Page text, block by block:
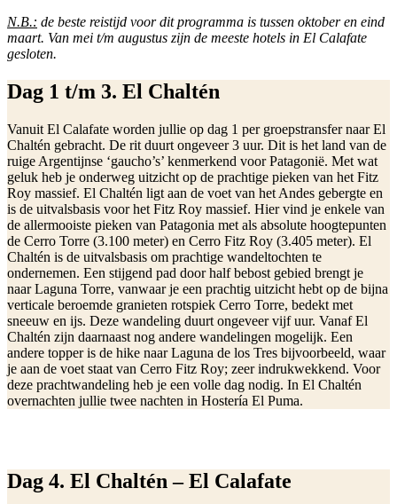
N.B.: de beste reistijd voor dit programma is tussen oktober en eind
maart. Van mei t/m augustus zijn de meeste hotels in El Calafate
gesloten.
Dag 1 t/m 3. El Chaltén
Vanuit El Calafate worden jullie op dag 1 per groepstransfer naar El
Chaltén gebracht. De rit duurt ongeveer 3 uur. Dit is het land van de
ruige Argentijnse ‘gaucho’s’ kenmerkend voor Patagonië. Met wat
geluk heb je onderweg uitzicht op de prachtige pieken van het Fitz
Roy massief. El Chaltén ligt aan de voet van het Andes gebergte en
is de uitvalsbasis voor het Fitz Roy massief. Hier vind je enkele van
de allermooiste pieken van Patagonia met als absolute hoogtepunten
de Cerro Torre (3.100 meter) en Cerro Fitz Roy (3.405 meter). El
Chaltén is de uitvalsbasis om prachtige wandeltochten te
ondernemen. Een stijgend pad door half bebost gebied brengt je
naar Laguna Torre, vanwaar je een prachtig uitzicht hebt op de bijna
verticale beroemde granieten rotspiek Cerro Torre, bedekt met
sneeuw en ijs. Deze wandeling duurt ongeveer vijf uur. Vanaf El
Chaltén zijn daarnaast nog andere wandelingen mogelijk. Een
andere topper is de hike naar Laguna de los Tres bijvoorbeeld, waar
je aan de voet staat van Cerro Fitz Roy; zeer indrukwekkend. Voor
deze prachtwandeling heb je een volle dag nodig. In El Chaltén
overnachten jullie twee nachten in Hostería El Puma.
Dag 4. El Chaltén – El Calafate